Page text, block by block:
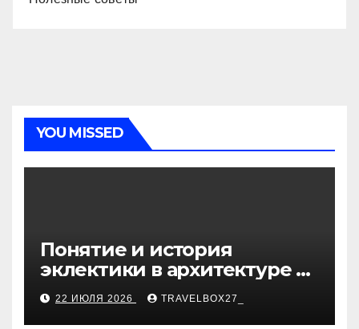
YOU MISSED
Понятие и история
эклектики в архитектуре и
дизайне интерьеров
22 ИЮЛЯ 2026 TRAVELBOX27_